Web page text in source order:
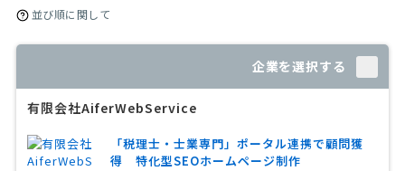
並び順に関して
企業を選択する
有限会社AiferWebService
「税理士・士業専門」ポータル連携で顧問獲
得 特化型SEOホームページ制作